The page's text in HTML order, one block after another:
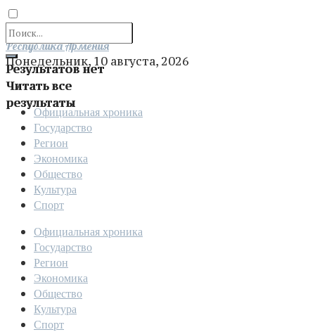
Результатов нет
Читать все
результаты
Отправить
Республика Армения
Понедельник, 10 августа, 2026
Официальная хроника
Государство
Регион
Экономика
Общество
Культура
Спорт
Официальная хроника
Государство
Регион
Экономика
Общество
Культура
Спорт